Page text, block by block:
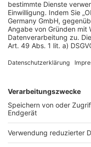
AGB-Übersicht
Datenschutz
Impressum
Services
Bauprojekt-Quiz
Häuser-Suche
Hausanbieter-Suche